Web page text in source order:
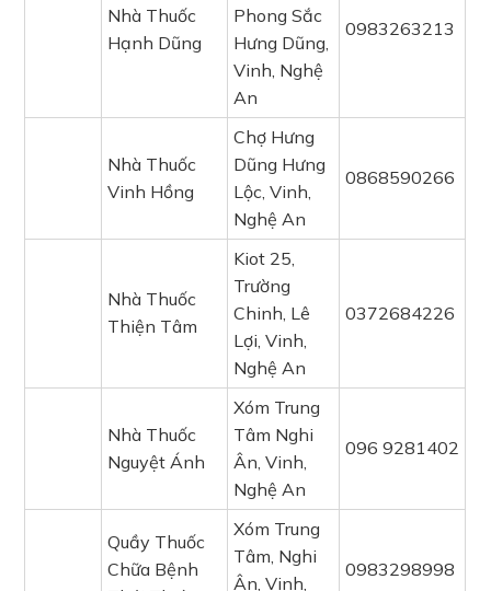
Nhà Thuốc
Hạnh Dũng
Phong Sắc
Hưng Dũng,
Vinh, Nghệ
An
0983263213
Nhà Thuốc
Vinh Hồng
Chợ Hưng
Dũng Hưng
Lộc, Vinh,
Nghệ An
0868590266
Nhà Thuốc
Thiện Tâm
Kiot 25,
Trường
Chinh, Lê
Lợi, Vinh,
Nghệ An
0372684226
Nhà Thuốc
Nguyệt Ánh
Xóm Trung
Tâm Nghi
Ân, Vinh,
Nghệ An
096 9281402
Quầy Thuốc
Chữa Bệnh
Xóm Trung
Tâm, Nghi
Ân, Vinh,
0983298998